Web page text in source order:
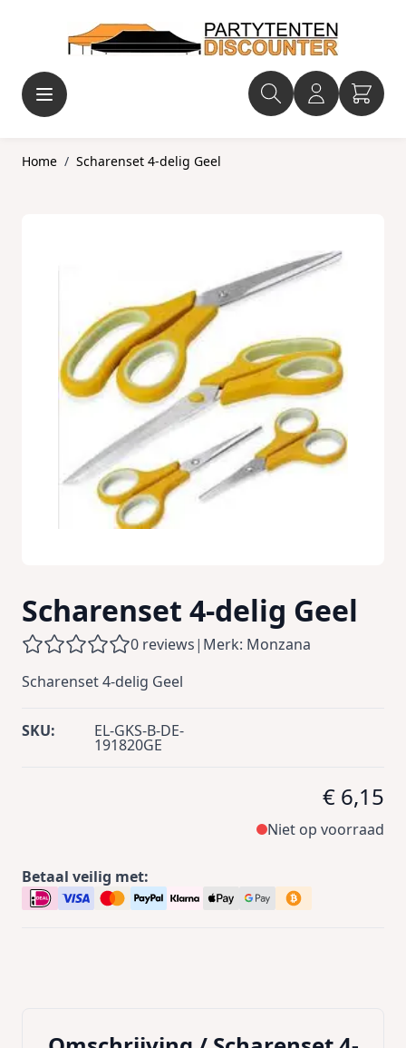
Home / Scharenset 4-delig Geel
Scharenset 4-delig Geel
0 reviews| Merk: Monzana
Scharenset 4-delig Geel
SKU: EL-GKS-B-DE-
191820GE
€ 6,15
Niet op voorraad
Betaal veilig met: